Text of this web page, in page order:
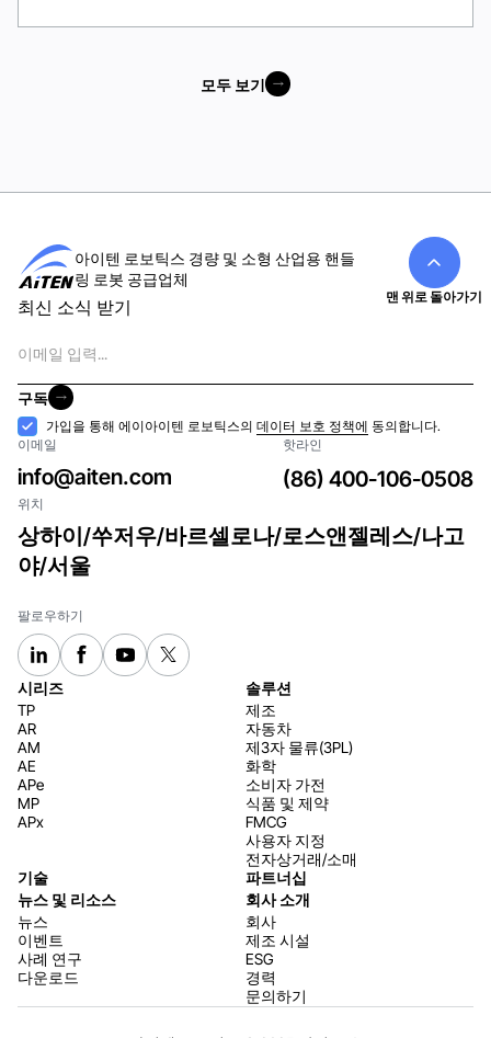
모두 보기
아이텐 로보틱스 경량 및 소형 산업용 핸들
링 로봇 공급업체
최신 소식 받기
메
일
구독
구독
수
락
가입을 통해 에이아이텐 로보틱스의데이터 보호 정책에 동의합니다.
이메일
info@aiten.com
핫라인
(86) 400-106-0508
위치
상하이/쑤저우/바르셀로나/로스앤젤레스/나고
야/서울
팔로우하기
시리즈
TP
AR
AM
AE
APe
MP
APx
솔루션
제조
자동차
제3자 물류(3PL)
화학
소비자 가전
식품 및 제약
FMCG
사용자 지정
전자상거래/소매
기술
파트너십
뉴스 및 리소스
뉴스
이벤트
사례 연구
다운로드
회사 소개
회사
제조 시설
ESG
경력
문의하기
맨 위로 돌아가기